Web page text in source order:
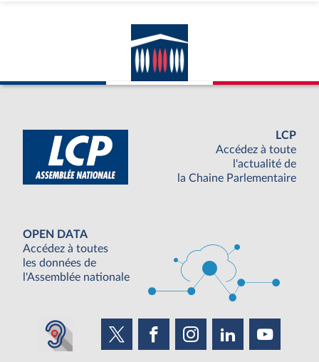
LCP
Accédez à toute
l'actualité de
la Chaine Parlementaire
OPEN DATA
Accédez à toutes
les données de
l'Assemblée nationale